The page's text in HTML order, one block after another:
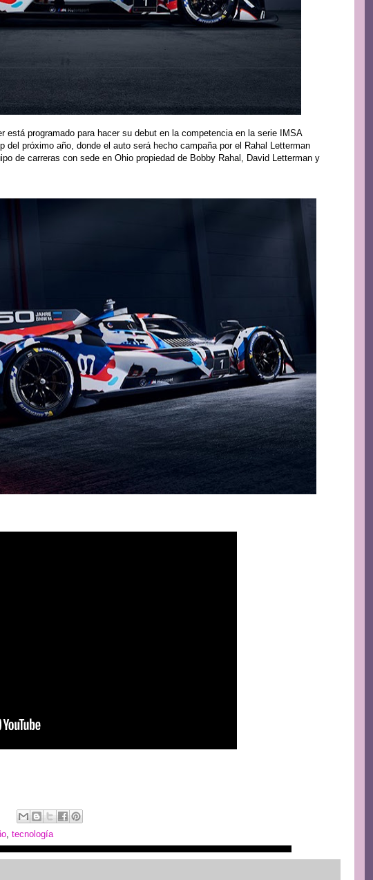
está programado para hacer su debut en la competencia en la serie IMSA
del próximo año, donde el auto será hecho campaña por el Rahal Letterman
de carreras con sede en Ohio propiedad de Bobby Rahal, David Letterman y
tecnología